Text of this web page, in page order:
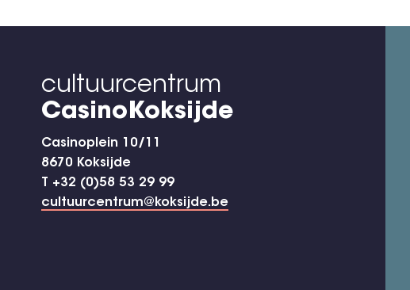
cultuurcentrum
CasinoKoksijde
Casinoplein 10/11
8670 Koksijde
T +32 (0)58 53 29 99
cultuurcentrum@koksijde.be